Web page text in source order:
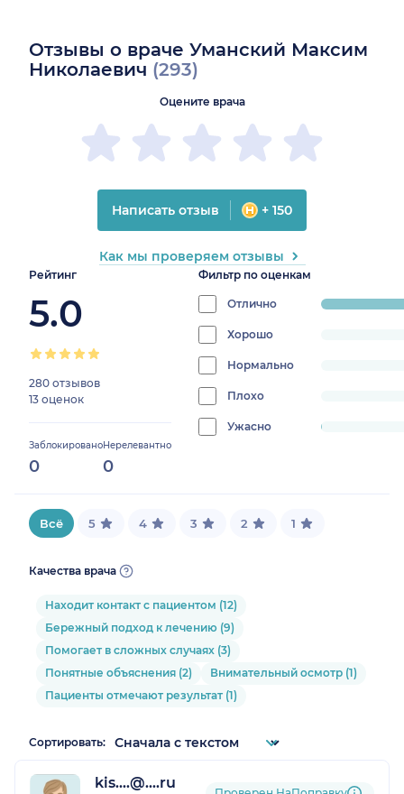
Отзывы о враче Уманский Максим
Николаевич (293)
Рейтинг
5.0
280 отзывов
13 оценок
Заблокировано
0
Нерелевантно
0
Фильтр по оценкам
Отлично
progress:
Хорошо
0%
Нормально
0%
Плохо
progress:
Ужасно
0.3412969283276451%
Оцените врача
Написать отзыв + 150
Как мы проверяем отзывы
Всё 5 4 3 2 1
Качества врача
Находит контакт с пациентом (12)
Бережный подход к лечению (9)
Помогает в сложных случаях (3)
Понятные объяснения (2)
Внимательный осмотр (1)
Пациенты отмечают результат (1)
Сортировать:
kis....@....ru